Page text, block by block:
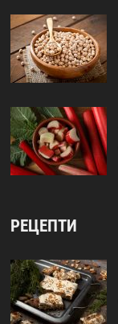
РЕЦЕПТИ